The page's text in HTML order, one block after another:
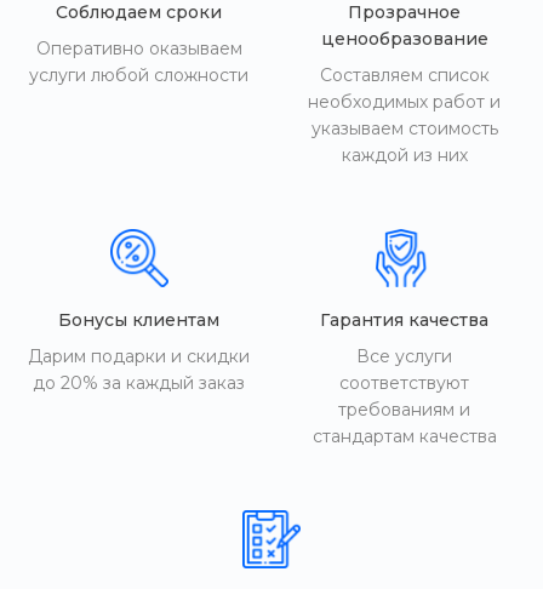
Соблюдаем сроки
Оперативно оказываем
услуги любой сложности
Прозрачное
ценообразование
Составляем список
необходимых работ и
указываем стоимость
каждой из них
Бонусы клиентам
Дарим подарки и скидки
до 20% за каждый заказ
Гарантия качества
Все услуги
соответствуют
требованиям и
стандартам качества